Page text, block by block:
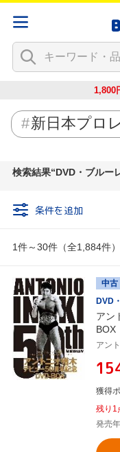
1,800
新日本プロ
検索結果 DVD・ブルー
条件を追加
1件～30件（全1,884件）
中古
DVD
アン
BOX
アン
獲得
残り1
発売